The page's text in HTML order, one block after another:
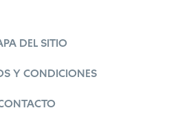
DEL SITIO
Y CONDICIONES